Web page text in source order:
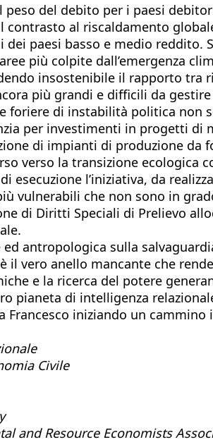
del debito per i paesi
al riscaldamento
paesi basso e medio
più colpite dall’emergenza
insostenibile il rapporto tra
più grandi e difficili da
di instabilità politica non
per investimenti in progetti di
di impianti di produzione da
verso la transizione ecologica
l’iniziativa, da
vulnerabili che non sono in
di Diritti Speciali di Prelievo
antropologica sulla
vero anello mancante che
e la ricerca del potere
di intelligenza
iniziando un cammino
Civile
and Resource Economists